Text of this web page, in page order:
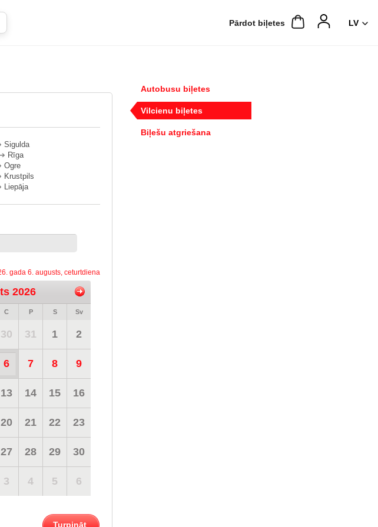
Pārdot biļetes
Sigulda
Rīga
Ogre
Krustpils
Liepāja
gada 6. augusts, ceturtdiena
2026
C P S Sv
30 31 1 2
6 7 8 9
13 14 15 16
20 21 22 23
27 28 29 30
3 4 5 6
Turpināt
Autobusu biļetes
Vilcienu biļetes
Biļešu atgriešana